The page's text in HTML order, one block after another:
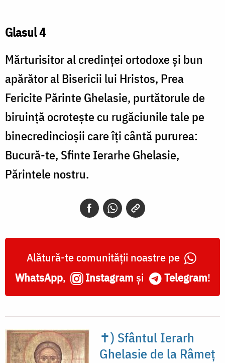
Glasul 4
Mărturisitor al credinţei ortodoxe şi bun
apărător al Bisericii lui Hristos, Prea
Fericite Părinte Ghelasie, purtătorule de
biruinţă ocroteşte cu rugăciunile tale pe
binecredincioşii care îţi cântă pururea:
Bucură-te, Sfinte Ierarhe Ghelasie,
Părintele nostru.
Alătură-te comunității noastre pe
WhatsApp, Instagram și Telegram!
✝) Sfântul Ierarh
Ghelasie de la Râmeț